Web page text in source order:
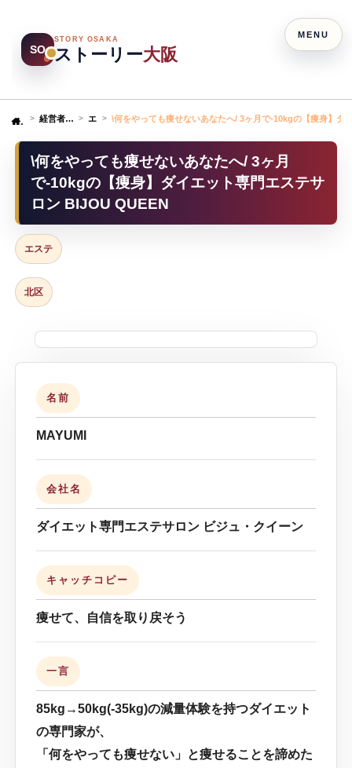
SO
STORY OSAKA
ストーリー大阪
Home 経営者ストーリー エステ \何をやっても痩せないあなたへ/ 3ヶ月で-10kgの【痩身】ダ
\何をやっても痩せないあなたへ/ 3ヶ月
で-10kgの【痩身】ダイエット専門エステサ
ロン BIJOU QUEEN
エステ
北区
名前
MAYUMI
会社名
ダイエット専門エステサロン ビジュ・クイーン
キャッチコピー
痩せて、自信を取り戻そう
一言
85kg→50kg(-35kg)の減量体験を持つダイエット
の専門家が、
「何をやっても痩せない」と痩せることを諦めた
MENU